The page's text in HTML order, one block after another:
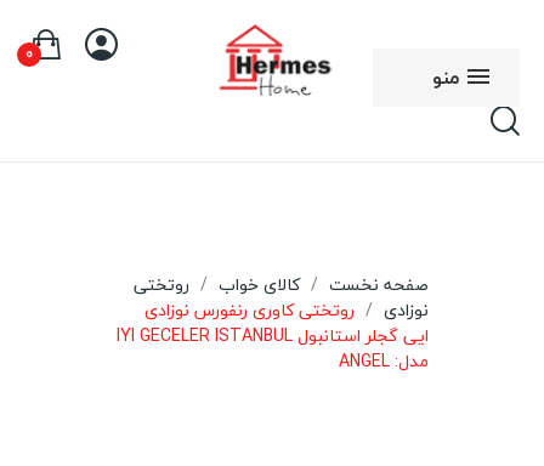
منو
0
صفحه نخست کالای خواب
روتختی
نوزادی
روتختی کاوری رنفورس نوزادی
ایی گجلر استانبول IYI GECELER ISTANBUL
مدل: ANGEL